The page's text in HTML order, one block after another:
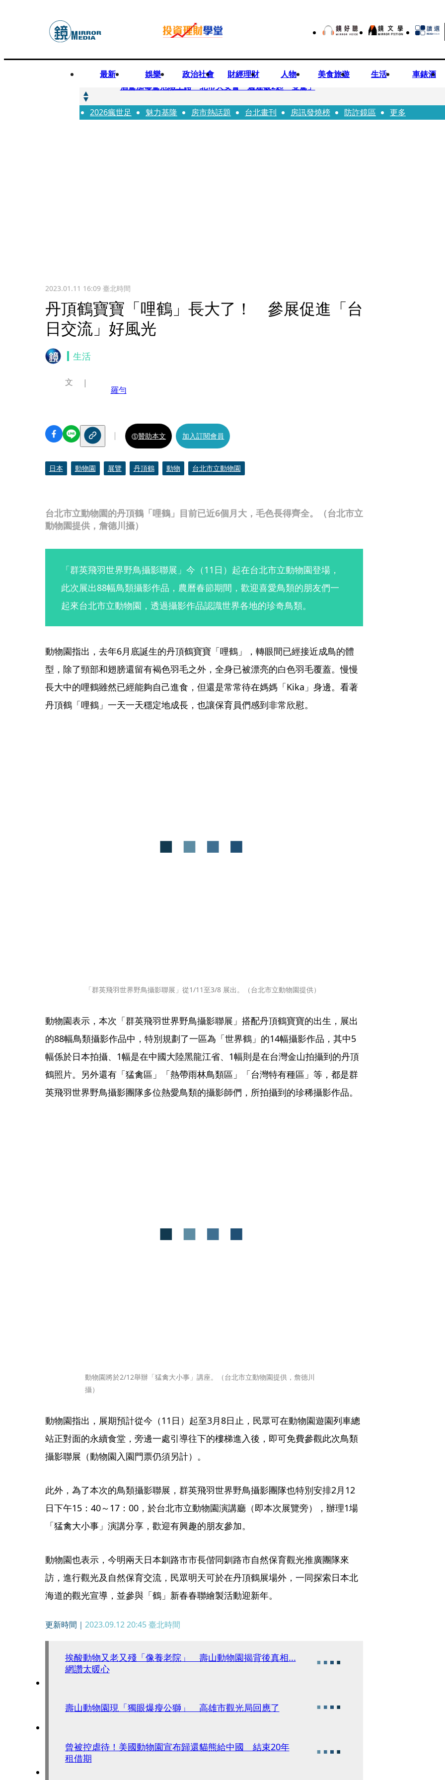
最新 娛樂 政治社會 財經理財 人物 美食旅遊 生活 車錶酒
快訊
酒駕加毒駕危險上路 北市大安警一週連破2起「雙駕」
快訊
Ozone黃文廷、FEniX夏浦洋組「神隊友」 邱以太、林亭莉熱血狂奔殺青淚崩
2026瘋世足 魅力基隆 房市熱話題 台北畫刊 房訊發燒榜 防詐鏡區 更多
2023.01.11 16:09臺北時間
丹頂鶴寶寶「哩鶴」長大了！ 參展促進「台
日交流」好風光
生活
台北市立動物園的丹頂鶴「哩鶴」目前已近6個月大，毛色長得齊全。（台北市立
動物園提供，詹德川攝）
文
羅勻
贊助本文 加入訂閱會員
日本 動物園 展覽 丹頂鶴 動物 台北市立動物園
「群英飛羽世界野鳥攝影聯展」今（11日）起在台北市立動物園登場，
此次展出88幅鳥類攝影作品，農曆春節期間，歡迎喜愛鳥類的朋友們一
起來台北市立動物園，透過攝影作品認識世界各地的珍奇鳥類。
動物園指出，去年6月底誕生的丹頂鶴寶寶「哩鶴」，轉眼間已經接近成鳥的體
型，除了頸部和翅膀還留有褐色羽毛之外，全身已被漂亮的白色羽毛覆蓋。慢慢
長大中的哩鶴雖然已經能夠自己進食，但還是常常待在媽媽「Kika」身邊。看著
丹頂鶴「哩鶴」一天一天穩定地成長，也讓保育員們感到非常欣慰。
「群英飛羽世界野鳥攝影聯展」從1/11至3/8 展出。（台北市立動物園提供）
動物園表示，本次「群英飛羽世界野鳥攝影聯展」搭配丹頂鶴寶寶的出生，展出
的88幅鳥類攝影作品中，特別規劃了一區為「世界鶴」的14幅攝影作品，其中5
幅係於日本拍攝、1幅是在中國大陸黑龍江省、1幅則是在台灣金山拍攝到的丹頂
鶴照片。另外還有「猛禽區」「熱帶雨林鳥類區」「台灣特有種區」等，都是群
英飛羽世界野鳥攝影團隊多位熱愛鳥類的攝影師們，所拍攝到的珍稀攝影作品。
動物園將於2/12舉辦「猛禽大小事」講座。（台北市立動物園提供，詹德川
攝）
動物園指出，展期預計從今（11日）起至3月8日止，民眾可在動物園遊園列車總
站正對面的永續食堂，旁邊一處引導往下的樓梯進入後，即可免費參觀此次鳥類
攝影聯展（動物園入園門票仍須另計）。
此外，為了本次的鳥類攝影聯展，群英飛羽世界野鳥攝影團隊也特別安排2月12
日下午15：40～17：00，於台北市立動物園演講廳（即本次展覽旁），辦理1場
「猛禽大小事」演講分享，歡迎有興趣的朋友參加。
動物園也表示，今明兩天日本釧路市市長偕同釧路市自然保育觀光推廣團隊來
訪，進行觀光及自然保育交流，民眾明天可於在丹頂鶴展場外，一同探索日本北
海道的觀光宣導，並參與「鶴」新春春聯繪製活動迎新年。
更新時間｜ 2023.09.12 20:45臺北時間
挨酸動物又老又殘「像養老院」 壽山動物園揭背後真相...
網讚太暖心
壽山動物園現「獨眼爆瘦公獅」 高雄市觀光局回應了
曾被控虐待！美國動物園宣布歸還貓熊給中國 結束20年
租借期